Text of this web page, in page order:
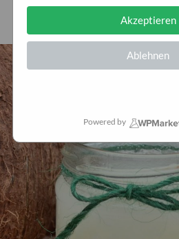
20. Februar 2021
Akzeptieren
Ablehnen
Powered by